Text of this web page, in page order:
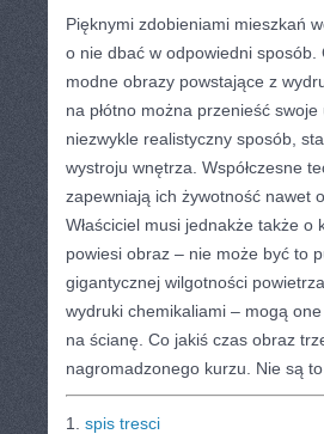
Pięknymi zdobieniami mieszkań
o nie dbać w odpowiedni
modne obrazy powstające z
na płótno można przenieść
niezwykle realistyczny sposób,
wystroju wnętrza. Współczesne
zapewniają ich żywotność nawet
Właściciel musi jednakże także
powiesi obraz – nie może być to
gigantycznej wilgotności
wydruki chemikaliami – mogą
na ścianę. Co jakiś czas obraz
nagromadzonego kurzu. Nie są
1. spis tresci